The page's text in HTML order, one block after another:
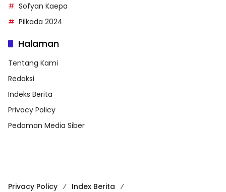
Sofyan Kaepa
Pilkada 2024
Halaman
Tentang Kami
Redaksi
Indeks Berita
Privacy Policy
Pedoman Media Siber
Privacy Policy Index Berita